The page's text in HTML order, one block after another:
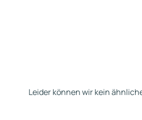
Leider können wir kein